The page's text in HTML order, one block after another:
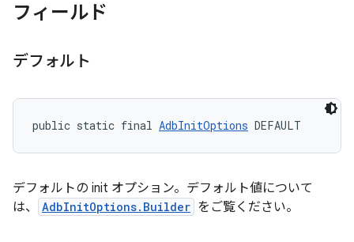
フィールド
デフォルト
public static final AdbInitOptions DEFAULT
デフォルトの init オプション。デフォルト値について
は、
AdbInitOptions.Builder をご覧ください。